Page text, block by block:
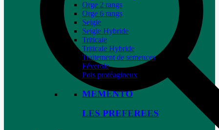
Orge 2 rangs
Orge 6 rangs
Seigle
Seigle Hybride
Triticale
Triticale Hybride
Traitement de semences
Féverole
Pois protéagineux
MEMENTO
LES PREFEREES